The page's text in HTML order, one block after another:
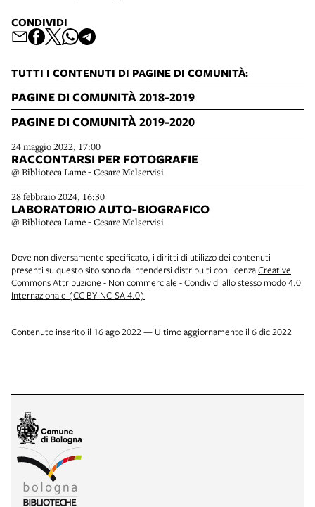
CONDIVIDI
TUTTI I CONTENUTI DI PAGINE DI COMUNITÀ:
PAGINE DI COMUNITÀ 2018-2019
PAGINE DI COMUNITÀ 2019-2020
24 maggio 2022, 17:00
RACCONTARSI PER FOTOGRAFIE
@ Biblioteca Lame - Cesare Malservisi
28 febbraio 2024, 16:30
LABORATORIO AUTO-BIOGRAFICO
@ Biblioteca Lame - Cesare Malservisi
Dove non diversamente specificato, i diritti di utilizzo dei contenuti
presenti su questo sito sono da intendersi distribuiti con licenzaCreative
Commons Attribuzione - Non commerciale - Condividi allo stesso modo 4.0
Internazionale (CC BY-NC-SA 4.0)
Contenuto inserito il 16 ago 2022 — Ultimo aggiornamento il 6 dic 2022